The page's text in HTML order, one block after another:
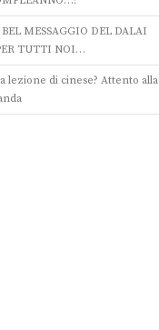
MESSAGGIO DEL DALAI
TUTTI NOI…
lezione di cinese? Attento alla